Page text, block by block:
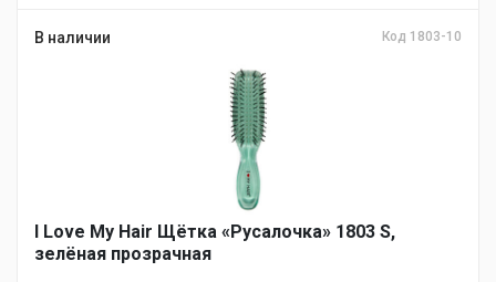
В наличии Код 1803-10
I Love My Hair Щётка «Русалочка» 1803 S,
зелёная прозрачная